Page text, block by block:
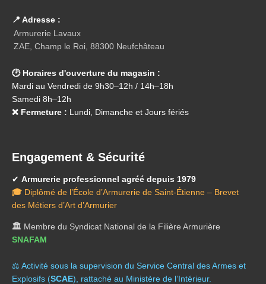
📍 Adresse :
Armurerie Lavaux
ZAE, Champ le Roi, 88300 Neufchâteau
🕑 Horaires d'ouverture du magasin :
Mardi au Vendredi de 9h30–12h / 14h–18h
Samedi 8h–12h
❌ Fermeture : Lundi, Dimanche et Jours fériés
Engagement & Sécurité
✔ Armurerie professionnel agréé depuis 1979
🎓 Diplômé de l’École d’Armurerie de Saint-Étienne – Brevet
des Métiers d’Art d’Armurier
🏛️ Membre du Syndicat National de la Filière Armurière
SNAFAM
⚖️ Activité sous la supervision du Service Central des Armes et
Explosifs (SCAE), rattaché au Ministère de l’Intérieur.